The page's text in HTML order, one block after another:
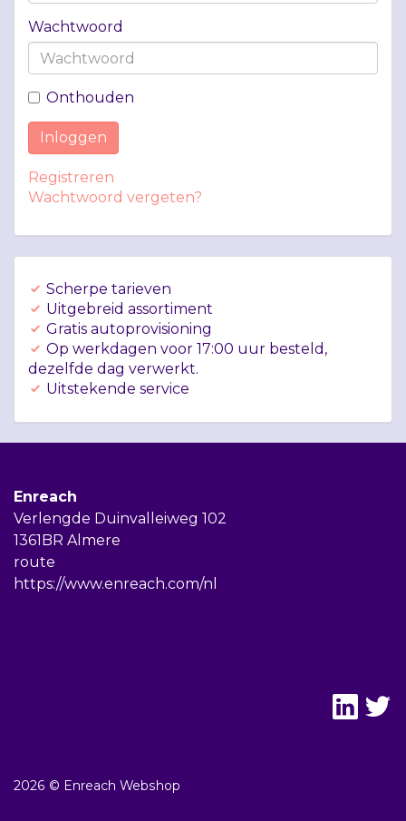
Wachtwoord
Onthouden
Inloggen
Registreren
Wachtwoord vergeten?
Scherpe tarieven
Uitgebreid assortiment
Gratis autoprovisioning
Op werkdagen voor 17:00 uur besteld,
dezelfde dag verwerkt.
Uitstekende service
Enreach
Verlengde Duinvalleiweg 102
1361BR Almere
route
https://www.enreach.com/nl
2026 © Enreach Webshop